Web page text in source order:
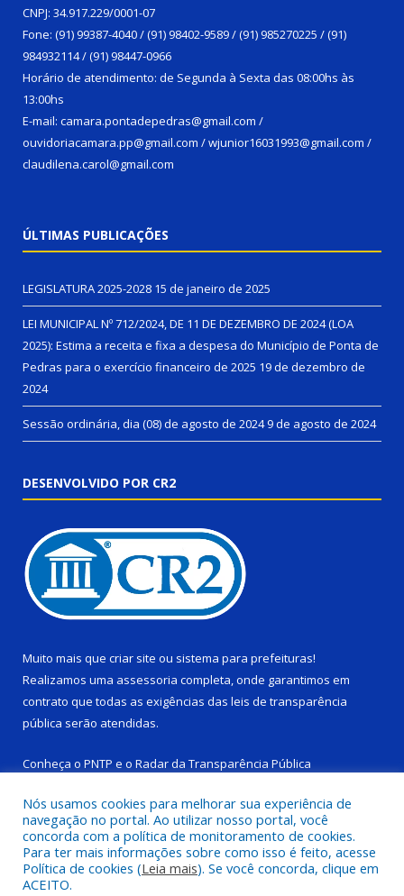
CNPJ: 34.917.229/0001-07
Fone: (91) 99387-4040 / (91) 98402-9589 / (91) 985270225 / (91)
984932114 / (91) 98447-0966
Horário de atendimento: de Segunda à Sexta das 08:00hs às
13:00hs
E-mail: camara.pontadepedras@gmail.com /
ouvidoriacamara.pp@gmail.com / wjunior16031993@gmail.com /
claudilena.carol@gmail.com
ÚLTIMAS PUBLICAÇÕES
LEGISLATURA 2025-2028 15 de janeiro de 2025
LEI MUNICIPAL Nº 712/2024, DE 11 DE DEZEMBRO DE 2024 (LOA
2025): Estima a receita e fixa a despesa do Município de Ponta de
Pedras para o exercício financeiro de 2025 19 de dezembro de
2024
Sessão ordinária, dia (08) de agosto de 20249 de agosto de 2024
DESENVOLVIDO POR CR2
Muito mais que criar site ou sistema para prefeituras!
Realizamos uma assessoria completa, onde garantimos em
contrato que todas as exigências das leis de transparência
pública serão atendidas.
Conheça o PNTP e o Radar da Transparência Pública
Todos os direitos reservados a Câmara Municipal de Ponta de
Pedras.
Nós usamos cookies para melhorar sua experiência de
navegação no portal. Ao utilizar nosso portal, você
concorda com a política de monitoramento de cookies.
Para ter mais informações sobre como isso é feito, acesse
Política de cookies (Leia mais). Se você concorda, clique em
ACEITO.